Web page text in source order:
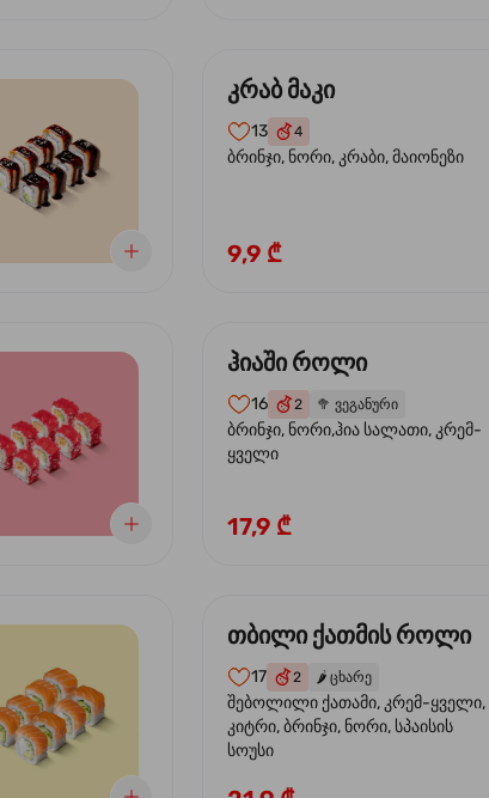
კრაბ მაკი
13 4
ბრინჯი, ნორი, კრაბი, მაიონეზი
9,9 ₾
ჰიაში როლი
16 2 🥦 ვეგანური
ბრინჯი, ნორი,ჰია სალათი, კრემ-
ყველი
17,9 ₾
თბილი ქათმის როლი
17 2 🌶️ ცხარე
შებოლილი ქათამი, კრემ-ყველი,
კიტრი, ბრინჯი, ნორი, სპაისის
სოუსი